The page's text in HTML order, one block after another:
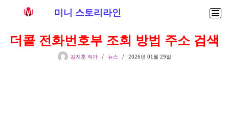
텐
미니 스토리라인
더콜 전화번호부 조회 방법 주소 검색
김지훈 작가 뉴스 2026년 01월 29일